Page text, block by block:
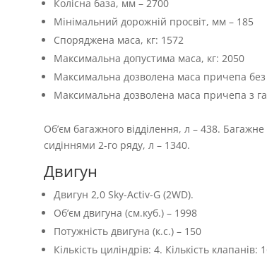
Колісна база, мм – 2700
Мінімальний дорожній просвіт, мм – 185
Споряджена маса, кг: 1572
Максимальна допустима маса, кг: 2050
Максимальна дозволена маса причепа без
Максимальна дозволена маса причепа з
Об’єм багажного відділення, л – 438.
сидіннями 2-го ряду, л – 1340.
Двигун
Двигун 2,0 Sky-Activ-G (2WD).
Об’єм двигуна (см.куб.) – 1998
Потужність двигуна (к.с.) – 150
Кількість циліндрів: 4. Кількість клапанів: